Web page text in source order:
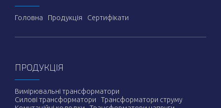
Головна Продукція Сертифікати
ПРОДУКЦІЯ
Вимірювальні трансформатори
Силові трансформатори
Трансформатори струму